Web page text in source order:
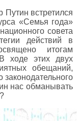
Путин встретился
«Семья года»
совета
действий в
итогам
ходе этих двух
обещаний,
нас обманывать